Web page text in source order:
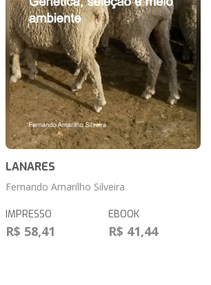
LANARES
Fernando Amarilho Silveira
IMPRESSO
R$ 58,41
EBOOK
R$ 41,44